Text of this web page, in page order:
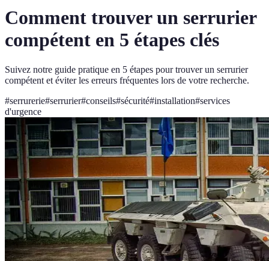
Comment trouver un serrurier
compétent en 5 étapes clés
Suivez notre guide pratique en 5 étapes pour trouver un serrurier
compétent et éviter les erreurs fréquentes lors de votre recherche.
#serrurerie#serrurier#conseils#sécurité#installation#services
d'urgence